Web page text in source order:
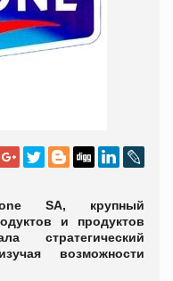
SA, крупный
и продуктов
стратегический
возможности